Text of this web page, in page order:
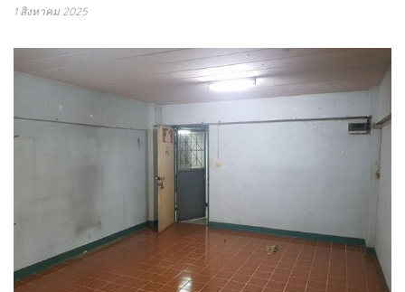
1 สิงหาคม 2025